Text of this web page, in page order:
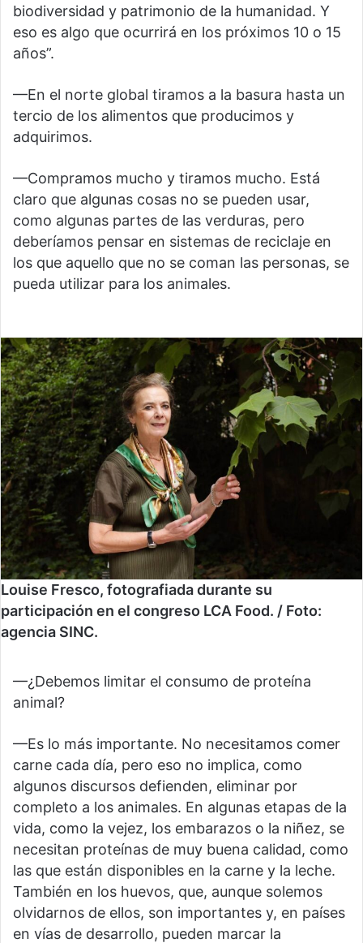
biodiversidad y patrimonio de la humanidad. Y
eso es algo que ocurrirá en los próximos 10 o 15
años”.
—En el norte global tiramos a la basura hasta un
tercio de los alimentos que producimos y
adquirimos.
—Compramos mucho y tiramos mucho. Está
claro que algunas cosas no se pueden usar,
como algunas partes de las verduras, pero
deberíamos pensar en sistemas de reciclaje en
los que aquello que no se coman las personas, se
pueda utilizar para los animales.
Louise Fresco, fotografiada durante su
participación en el congreso LCA Food. / Foto:
agencia SINC.
—¿Debemos limitar el consumo de proteína
animal?
—Es lo más importante. No necesitamos comer
carne cada día, pero eso no implica, como
algunos discursos defienden, eliminar por
completo a los animales. En algunas etapas de la
vida, como la vejez, los embarazos o la niñez, se
necesitan proteínas de muy buena calidad, como
las que están disponibles en la carne y la leche.
También en los huevos, que, aunque solemos
olvidarnos de ellos, son importantes y, en países
en vías de desarrollo, pueden marcar la